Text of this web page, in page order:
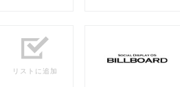
リストに追加